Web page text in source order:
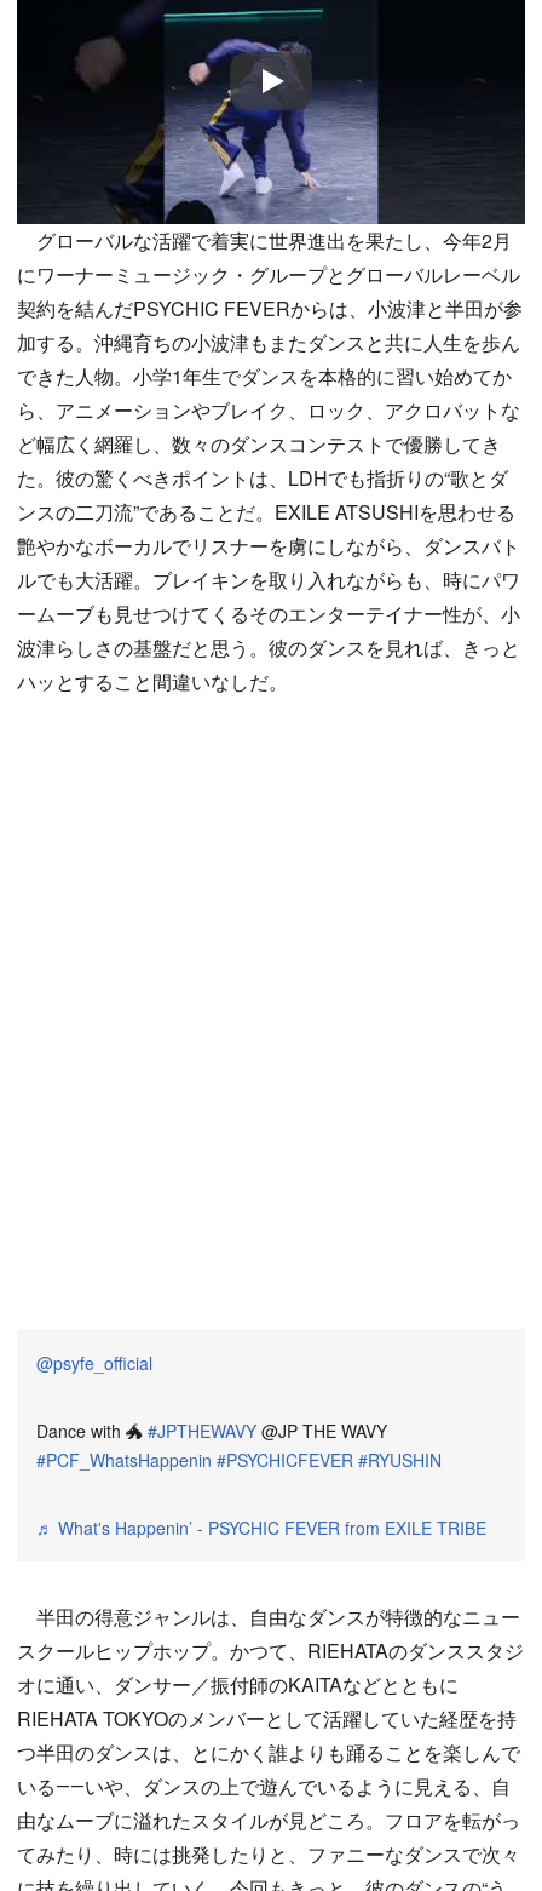
Play
グローバルな活躍で着実に世界進出を果たし、今年2月
にワーナーミュージック・グループとグローバルレーベル
契約を結んだPSYCHIC FEVERからは、小波津と半田が参
加する。沖縄育ちの小波津もまたダンスと共に人生を歩ん
できた人物。小学1年生でダンスを本格的に習い始めてか
ら、アニメーションやブレイク、ロック、アクロバットな
ど幅広く網羅し、数々のダンスコンテストで優勝してき
た。彼の驚くべきポイントは、LDHでも指折りの“歌とダ
ンスの二刀流”であることだ。EXILE ATSUSHIを思わせる
艶やかなボーカルでリスナーを虜にしながら、ダンスバト
ルでも大活躍。ブレイキンを取り入れながらも、時にパワ
ームーブも見せつけてくるそのエンターテイナー性が、小
波津らしさの基盤だと思う。彼のダンスを見れば、きっと
ハッとすること間違いなしだ。
@psyfe_official
Dance with 🐲 #JPTHEWAVY @JP THE WAVY
#PCF_WhatsHappenin #PSYCHICFEVER #RYUSHIN
♬ What's Happenin’ - PSYCHIC FEVER from EXILE TRIBE
半田の得意ジャンルは、自由なダンスが特徴的なニュー
スクールヒップホップ。かつて、RIEHATAのダンススタジ
オに通い、ダンサー／振付師のKAITAなどとともに
RIEHATA TOKYOのメンバーとして活躍していた経歴を持
つ半田のダンスは、とにかく誰よりも踊ることを楽しんで
いる――いや、ダンスの上で遊んでいるように見える、自
由なムーブに溢れたスタイルが見どころ。フロアを転がっ
てみたり、時には挑発したりと、ファニーなダンスで次々